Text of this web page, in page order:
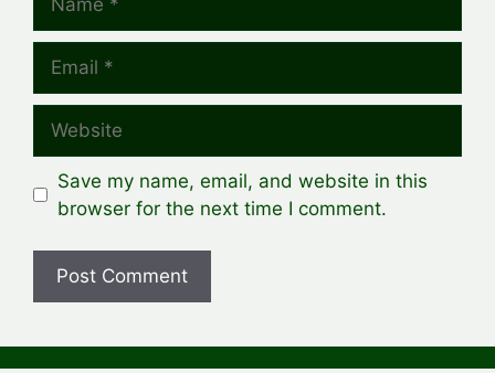
Save my name, email, and website in this
browser for the next time I comment.